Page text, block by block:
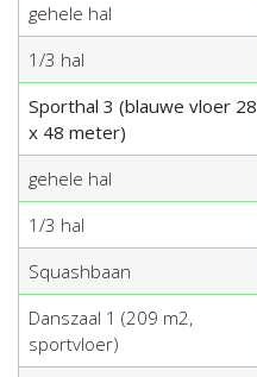
gehele hal
1/3 hal
Sporthal 3 (blauwe vloer 28
x 48 meter)
gehele hal
1/3 hal
Squashbaan
Danszaal 1 (209 m2,
sportvloer)